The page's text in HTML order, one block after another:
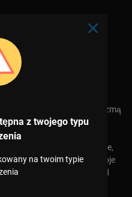
z twojego typu
na twoim typie
rozpoczyna się podróżą
spotkaniem z młodym Dyzmą
pełnym dramatycznych
Jezusa i inne znane z kart
Razem z nim, w drodze,
spróbują prześcignąć swoje
się, że nie ma ucieczki przed
dla obu strasznym?